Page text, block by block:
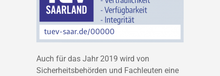
Auch für das Jahr 2019 wird von
Sicherheitsbehörden und Fachleuten eine